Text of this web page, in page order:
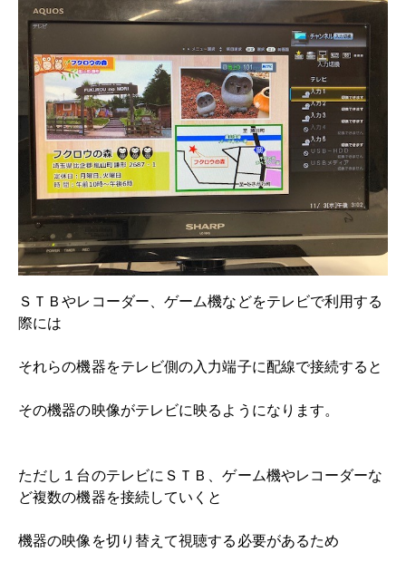
ＳＴＢやレコーダー、ゲーム機などをテレビで利用する
際には
それらの機器をテレビ側の入力端子に配線で接続すると
その機器の映像がテレビに映るようになります。
ただし１台のテレビにＳＴＢ、ゲーム機やレコーダーな
ど複数の機器を接続していくと
機器の映像を切り替えて視聴する必要があるため